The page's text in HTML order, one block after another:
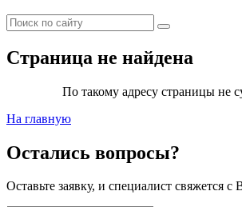
Страница не найдена
По такому адресу страницы не
На главную
Остались вопросы?
Оставьте заявку, и специалист свяжется с